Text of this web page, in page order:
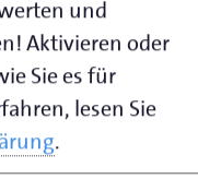
haben die
Konzepten am
Arbeitsplätze
Maßnahmen
verhindert
denen die
und
Aktivieren oder
Sie es für
lesen Sie
.